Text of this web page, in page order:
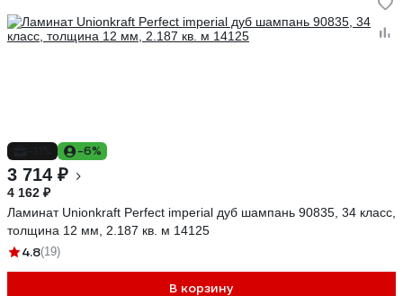
-6%
3 714 ₽
4 162 ₽
Ламинат Unionkraft Perfect imperial дуб шампань 90835, 34 класс,
толщина 12 мм, 2.187 кв. м 14125
4.8(19)
В корзину